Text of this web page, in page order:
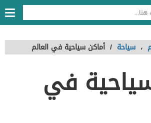
، سياحة / أماكن سياحية في العالم
في